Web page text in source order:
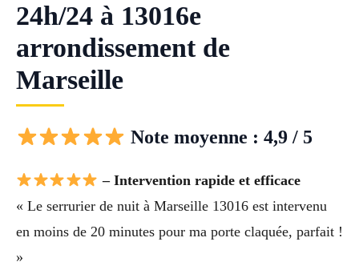
24h/24 à 13016e
arrondissement de
Marseille
Note moyenne : 4,9 / 5
– Intervention rapide et efficace
« Le serrurier de nuit à Marseille 13016 est intervenu
en moins de 20 minutes pour ma porte claquée, parfait !
»